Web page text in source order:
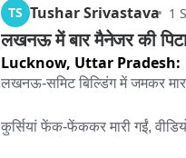
TS Tushar Srivastava 1
लखनऊ में बार मैनेजर की
Lucknow, Uttar Pradesh:
लखनऊ-समिट बिल्डिंग में जमकर
कुर्सियां फेंक-फेंककर मारी गईं,